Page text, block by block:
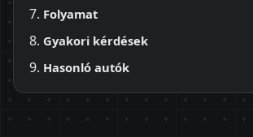
Folyamat
Gyakori kérdések
Hasonló autók